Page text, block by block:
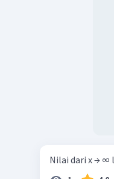
Nilai dari x → ∞